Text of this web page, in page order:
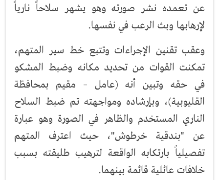
عن تعمده نشر صورته وهو يشهر سلاحاً نارياً
لإرهابها وبث الرعب في نفسها.
وعقب تقنين الإجراءات وتتبع خط سير المتهم،
تمكنت القوات من تحديد مكانه وضبط المشكو
في حقه وتبين أنه (عامل – مقيم بمحافظة
القليوبية)، وبإرشاده ومواجهته تم ضبط السلاح
الناري المستخدم والظاهر في الصورة وهو عبارة
عن "بندقية خرطوش"، حيث اعترف المتهم
تفصيلياً بارتكابه الواقعة لترهيب طليقته بسبب
خلافات عائلية قائمة بينهما.